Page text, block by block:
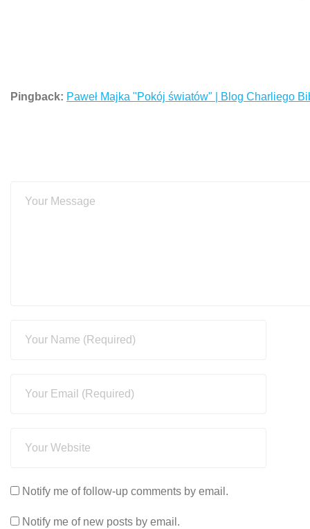
Pingback: Paweł Majka "Pokój światów" | Blog Charliego
Notify me of follow-up comments by email.
Notify me of new posts by email.